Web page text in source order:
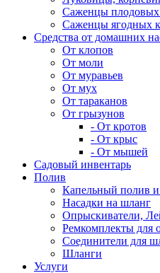
Саженцы плодовых
Саженцы ягодных
Средства от домашних
От клопов
От моли
От муравьев
От мух
От тараканов
От грызунов
- От кротов
- От крыс
- От мышей
Садовый инвентарь
Полив
Капельный полив
Насадки на шланг
Опрыскиватели,
Ремкомплекты для
Соединители для
Шланги
Услуги